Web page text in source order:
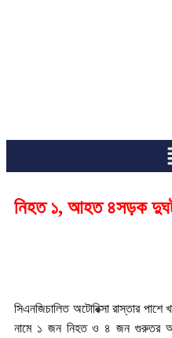
নিহত ১, আহত ৪সড়ক
সিএনজিচালিত অটোরিক্সা রাস্তার
নামে ১ জন নিহত ও ৪ জন গুরুতর আহত